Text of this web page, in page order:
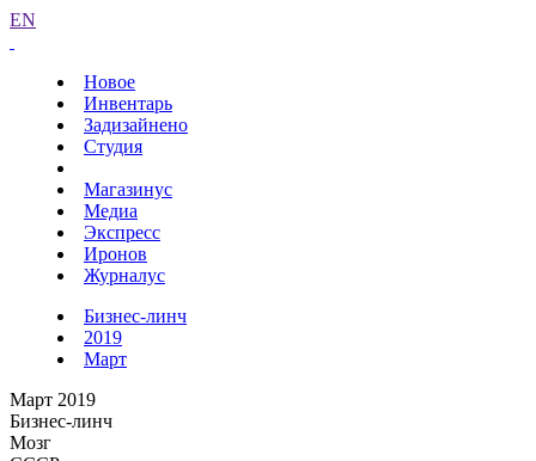
EN
Новое
Инвентарь
Задизайнено
Студия
Магазинус
Медиа
Экспресс
Иронов
Журналус
Бизнес-линч
2019
Март
Март 2019
Бизнес-линч
Мозг